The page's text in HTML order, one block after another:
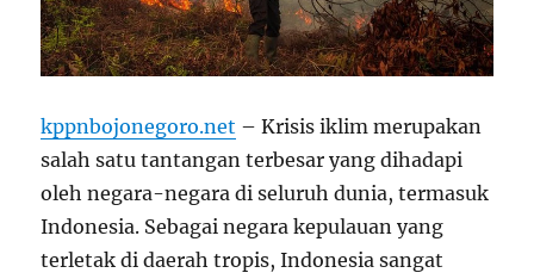
kppnbojonegoro.net – Krisis iklim merupakan
salah satu tantangan terbesar yang dihadapi
oleh negara-negara di seluruh dunia, termasuk
Indonesia. Sebagai negara kepulauan yang
terletak di daerah tropis, Indonesia sangat